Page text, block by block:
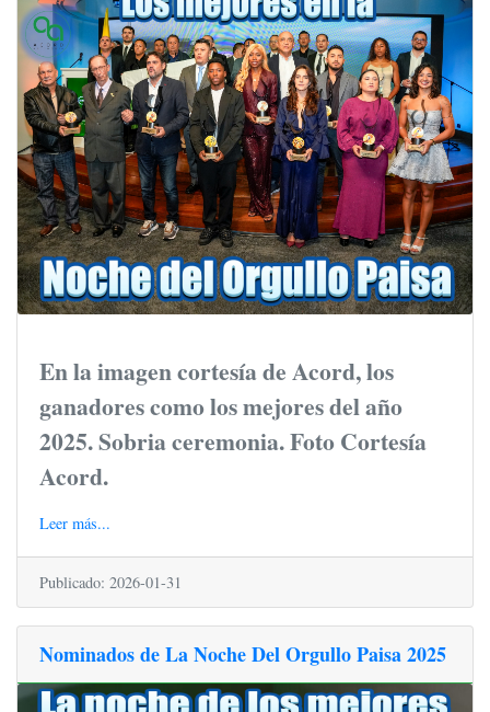
En la imagen cortesía de Acord, los
ganadores como los mejores del año
2025. Sobria ceremonia. Foto Cortesía
Acord.
Leer más...
Publicado: 2026-01-31
Nominados de La Noche Del Orgullo Paisa 2025